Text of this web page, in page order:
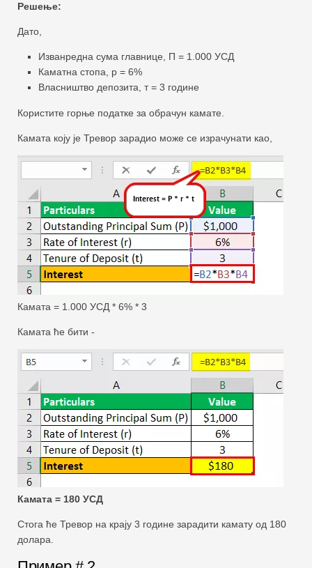
Решење:
Дато,
Изванредна сума главнице, П = 1.000 УСД
Каматна стопа, р = 6%
Власништво депозита, т = 3 године
Користите горње податке за обрачун камате.
Камата коју је Тревор зарадио може се израчунати као,
Камата = 1.000 УСД * 6% * 3
Камата ће бити -
Камата = 180 УСД
Стога ће Тревор на крају 3 године зарадити камату од 180
долара.